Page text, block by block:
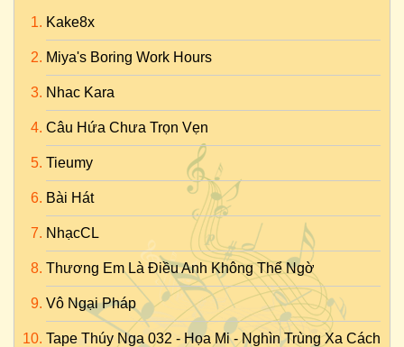
Kake8x
Miya's Boring Work Hours
Nhac Kara
Câu Hứa Chưa Trọn Vẹn
Tieumy
Bài Hát
NhạcCL
Thương Em Là Điều Anh Không Thể Ngờ
Vô Ngại Pháp
Tape Thúy Nga 032 - Họa Mi - Nghìn Trùng Xa Cách